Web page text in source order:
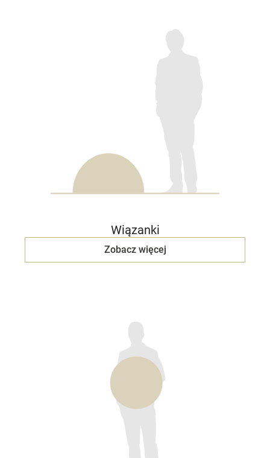
Wiązanki
Zobacz więcej